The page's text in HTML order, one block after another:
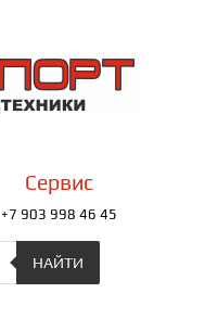
Сервис
+7 903 998 46 45
НАЙТИ